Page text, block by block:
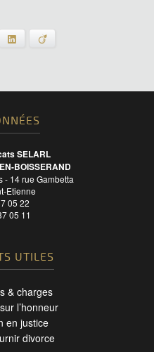
LinkedIn
SELARL
BOISSERAND
- 14 rue Gambetta
Etienne
05 22
05 11
UTILES
& charges
l’honneur
en justice
divorce